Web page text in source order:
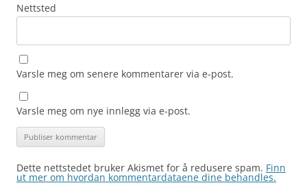
Nettsted
Varsle meg om senere kommentarer via e-post.
Varsle meg om nye innlegg via e-post.
Dette nettstedet bruker Akismet for å redusere spam. Finn
ut mer om hvordan kommentardataene dine behandles.